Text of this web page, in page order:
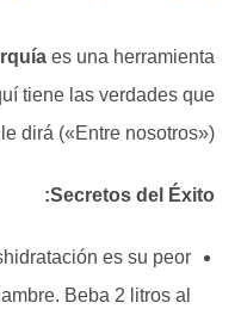
es una herramienta
tiene las verdades que
dirá («Entre nosotros»).
Secretos del Éxito:
es su peor
Beba 2 litros al